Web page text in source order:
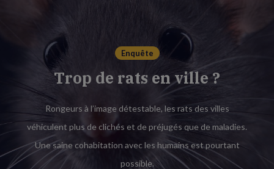
Enquête
Trop de rats en ville ?
Rongeurs à l’image détestable, les rats des villes
véhiculent plus de clichés et de préjugés que de maladies.
Une saine cohabitation avec les humains est pourtant
possible.